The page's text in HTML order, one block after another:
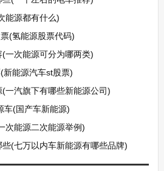
能源都有什么)
(氢能源股票代码)
一次能源可分为哪两类)
新能源汽车st股票)
一汽旗下有哪些新能源公司)
车(国产车新能源)
次能源二次能源举例)
(七万以内车新能源有哪些品牌)